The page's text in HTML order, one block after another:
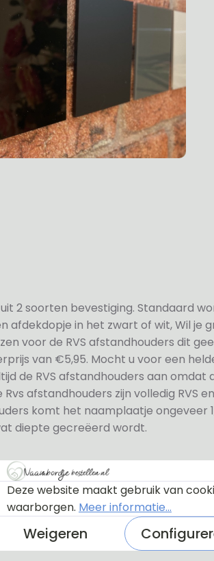
2 soorten bevestiging. Standaard
afdekdopje in het zwart of wit, Wil je
voor de RVS afstandhouders dit
van €5,95. Mocht u voor een
de RVS afstandhouders aan omdat
afstandhouders zijn volledig RVS
komt het naamplaatje ongeveer
diepte gecreëerd wordt.
draad wat wil zeggen dat los en
bent. Los is met de klok mee en
Deze website maakt gebruik van
waarborgen. Meer informatie...
Weigeren